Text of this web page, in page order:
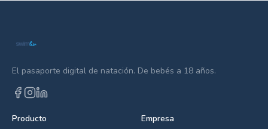
El pasaporte digital de natación. De bebés a 18 años.
Producto Empresa